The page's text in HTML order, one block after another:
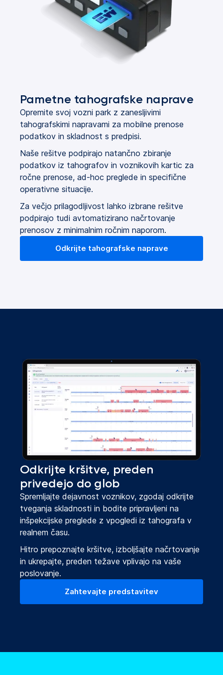
Pametne tahografske naprave
Opremite svoj vozni park z zanesljivimi
tahografskimi napravami za mobilne prenose
podatkov in skladnost s predpisi.
Naše rešitve podpirajo natančno zbiranje
podatkov iz tahografov in voznikovih kartic za
ročne prenose, ad-hoc preglede in specifične
operativne situacije.
Za večjo prilagodljivost lahko izbrane rešitve
podpirajo tudi avtomatizirano načrtovanje
prenosov z minimalnim ročnim naporom.
Odkrijte tahografske naprave
Odkrijte kršitve, preden
privedejo do glob
Spremljajte dejavnost voznikov, zgodaj odkrijte
tveganja skladnosti in bodite pripravljeni na
inšpekcijske preglede z vpogledi iz tahografa v
realnem času.
Hitro prepoznajte kršitve, izboljšajte načrtovanje
in ukrepajte, preden težave vplivajo na vaše
poslovanje.
Zahtevajte predstavitev